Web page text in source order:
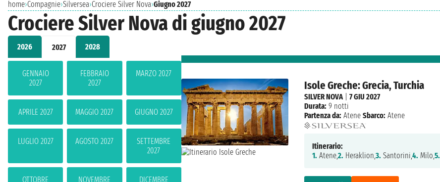
home›Compagnie›Silversea›Crociere Silver Nova›Giugno 2027
Crociere Silver Nova di giugno 2027
2026 2027 2028
GENNAIO
2027
FEBBRAIO
2027
MARZO 2027
APRILE 2027 MAGGIO 2027 GIUGNO 2027
LUGLIO 2027 AGOSTO 2027
SETTEMBRE
2027
OTTOBRE
NOVEMBRE
DICEMBRE
Isole Greche: Grecia, Turchia
SILVER NOVA|7 GIU 2027
Durata: 9 notti
Partenza da: Atene Sbarco: Atene
Itinerario:
1. Atene,2. Heraklion,3. Santorini,4. Milo,5.